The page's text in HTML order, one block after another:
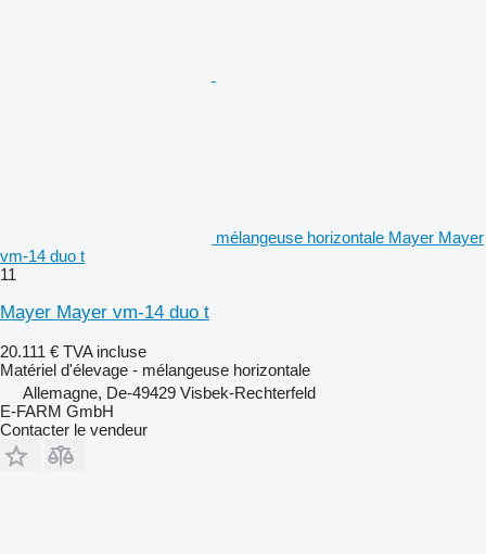
mélangeuse horizontale Mayer Mayer
vm-14 duo t
11
Mayer Mayer vm-14 duo t
20.111 € TVA incluse
Matériel d'élevage - mélangeuse horizontale
Allemagne, De-49429 Visbek-Rechterfeld
E-FARM GmbH
Contacter le vendeur